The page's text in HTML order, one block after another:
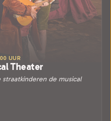
UUR
Theater
de musical